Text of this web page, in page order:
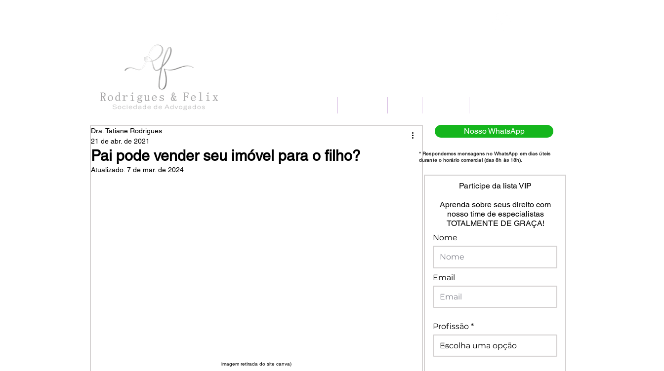
Pai pode vender seu imóvel para o filho?
Dra. Tatiane Rodrigues
21 de abr. de 2021
Atualizado: 7 de mar. de 2024
imagem retirada do site canva)
Participe da lista VIP
Aprenda sobre seus direito com
nosso time de especialistas
TOTALMENTE DE GRAÇA!
Nome
Email
Profissão
Nosso WhatsApp
* Respondemos mensagens no WhatsApp em dias úteis
durante o horário comercial (das 8h às 18h).